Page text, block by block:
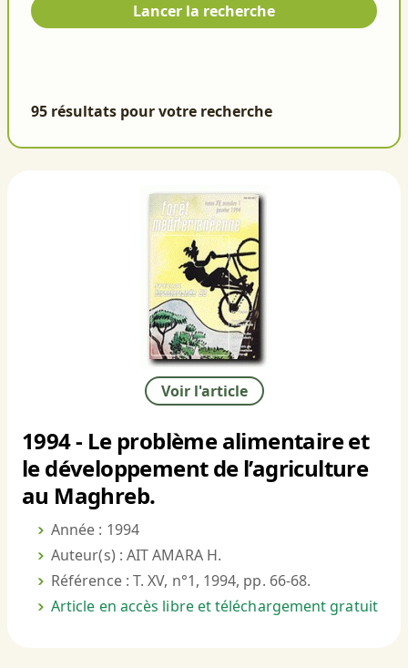
Lancer la recherche
95 résultats pour votre recherche
Voir l'article
1994 - Le problème alimentaire et
le développement de l’agriculture
au Maghreb.
Année : 1994
Auteur(s) : AIT AMARA H.
Référence : T. XV, n°1, 1994, pp. 66-68.
Article en accès libre et téléchargement gratuit